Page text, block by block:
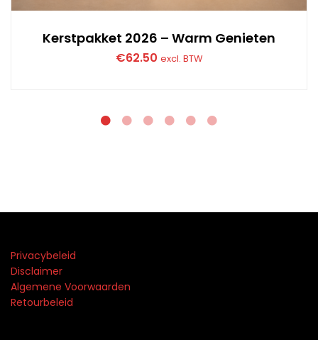
Kerstpakket 2026 – Warm Genieten
€62.50 excl. BTW
Privacybeleid
Disclaimer
Algemene Voorwaarden
Retourbeleid